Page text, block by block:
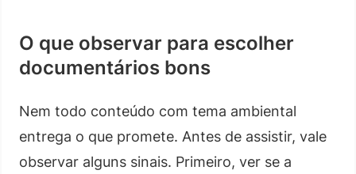
O que observar para escolher
documentários bons
Nem todo conteúdo com tema ambiental
entrega o que promete. Antes de assistir, vale
observar alguns sinais. Primeiro, ver se a